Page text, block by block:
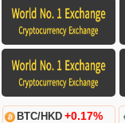
BTC/HKD +0.17%